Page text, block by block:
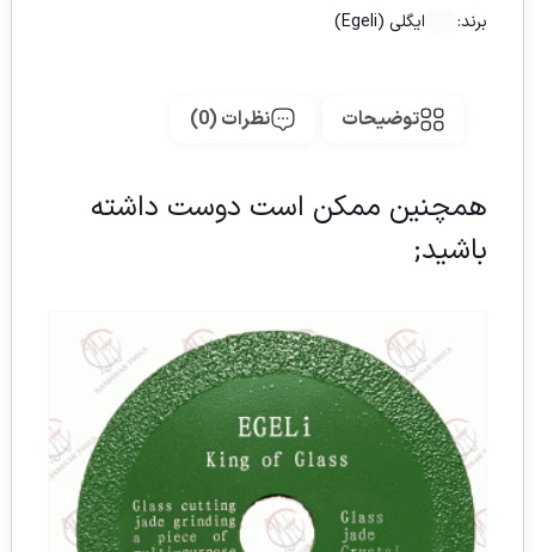
برند: ایگلی (Egeli)
توضیحات نظرات (0)
همچنین ممکن است دوست داشته
باشید;